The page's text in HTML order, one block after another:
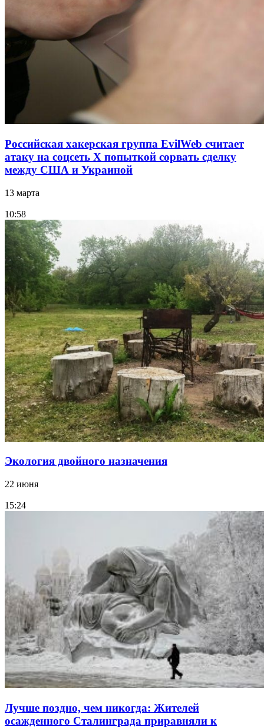
Российская хакерская группа EvilWeb считает
атаку на соцсеть Х попыткой сорвать сделку
между США и Украиной
13 марта
10:58
Экология двойного назначения
22 июня
15:24
Лучше поздно, чем никогда: Жителей
осажденного Сталинграда приравняли к